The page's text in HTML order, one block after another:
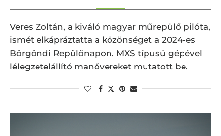
Veres Zoltán, a kiváló magyar műrepülő pilóta,
ismét elkápráztatta a közönséget a 2024-es
Börgöndi Repülőnapon. MXS típusú gépével
lélegzetelállító manővereket mutatott be.